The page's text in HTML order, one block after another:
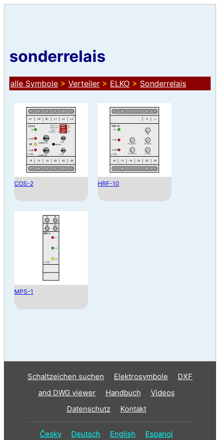
sonderrelais
alle Symbole > Verteiler > ELKO > Sonderrelais
COS-2 HRF-10
MPS-1
Schaltzeichen suchen Elektrosymbole
DXF
and DWG viewer
Handbuch
Videos
Datenschutz
Kontakt
Česky Deutsch English Espanol